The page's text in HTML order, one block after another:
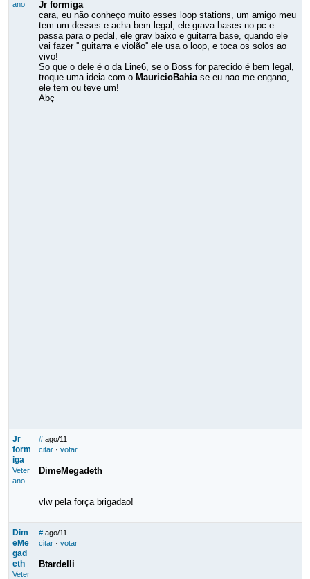
ano
Jr formiga
cara, eu não conheço muito esses loop stations, um amigo meu
tem um desses e acha bem legal, ele grava bases no pc e
passa para o pedal, ele grav baixo e guitarra base, quando ele
vai fazer '' guitarra e violão'' ele usa o loop, e toca os solos ao
vivo!
So que o dele é o da Line6, se o Boss for parecido é bem legal,
troque uma ideia com o MauricioBahiase eu nao me engano,
ele tem ou teve um!
Abç
Jr
form
iga
Veter
ano
# ago/11
citar· votar
DimeMegadeth
vlw pela força brigadao!
Dim
eMe
gad
eth
Veter
# ago/11
citar· votar
Btardelli